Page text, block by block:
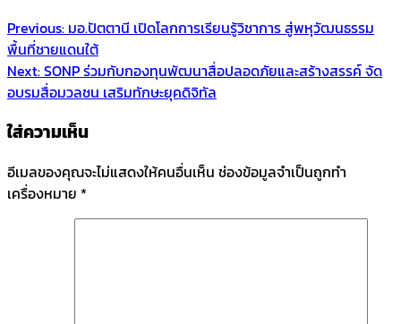
Previous: มอ.ปัตตานี เปิดโลกการเรียนรู้วิชาการ สู่พหุวัฒนธรรม
พื้นที่ชายแดนใต้
Next:SONP ร่วมกับกองทุนพัฒนาสื่อปลอดภัยและสร้างสรรค์ จัด
อบรมสื่อมวลชน เสริมทักษะยุคดิจิทัล
ใส่ความเห็น
อีเมลของคุณจะไม่แสดงให้คนอื่นเห็น ช่องข้อมูลจำเป็นถูกทำ
เครื่องหมาย *